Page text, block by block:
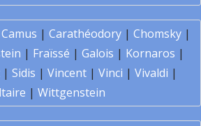
Camus | Carathéodory| Chomsky|
| Fraïssé | Galois | Kornaros |
| Sidis | Vincent | Vinci | Vivaldi |
| Wittgenstein